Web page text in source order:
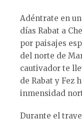
Adéntrate en
días Rabat a
por paisajes
del norte de
cautivador te
de Rabat y Fez
inmensidad
Durante el